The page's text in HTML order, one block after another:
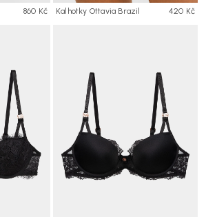
860 Kč Kalhotky Ottavia Brazil 420 Kč